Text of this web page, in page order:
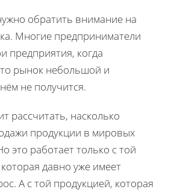
обратить внимание на
Многие предприниматели
предприятия, когда
рынок небольшой и
не получится.
рассчитать, насколько
продукции в мировых
это работает только с той
давно уже имеет
А с той продукцией, которая